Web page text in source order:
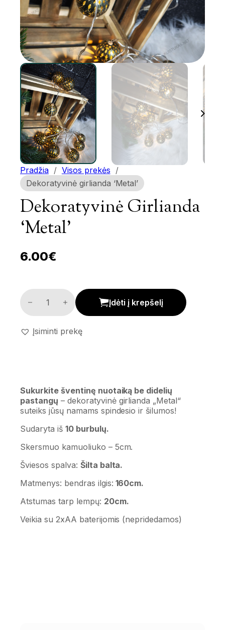
Pradžia / Visos prekės /
Dekoratyvinė girlianda ‘Metal’
Dekoratyvinė Girlianda
‘Metal’
6.00€
Dekoratyvinė girlianda 'Metal' kiekis
Įdėti į krepšelį
Įsiminti prekę
Sukurkite šventinę nuotaiką be didelių
pastangų – dekoratyvinė girlianda „Metal“
suteiks jūsų namams spindesio ir šilumos!
Sudaryta iš 10 burbulų.
Skersmuo kamuoliuko – 5cm.
Šviesos spalva: Šilta balta.
Matmenys: bendras ilgis: 160cm.
Atstumas tarp lempų: 20cm.
Veikia su 2xAA baterijomis (nepridedamos)